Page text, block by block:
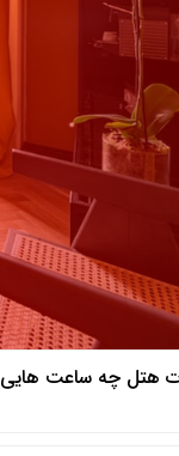
هتل چه ساعت هایی